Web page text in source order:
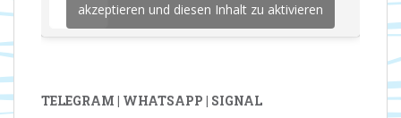
akzeptieren und diesen Inhalt zu aktivieren
TELEGRAM | WHATSAPP | SIGNAL